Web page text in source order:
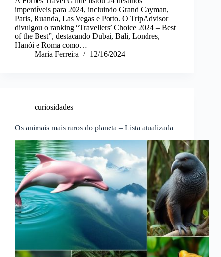
imperdíveis para 2024, incluindo Grand Cayman,
Paris, Ruanda, Las Vegas e Porto. O TripAdvisor
divulgou o ranking “Travellers’ Choice 2024 – Best
of the Best”, destacando Dubai, Bali, Londres,
Hanói e Roma como…
Maria Ferreira
12/16/2024
curiosidades
Os animais mais raros do planeta – Lista atualizada